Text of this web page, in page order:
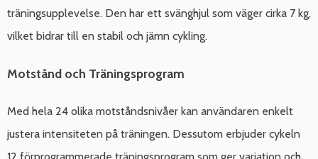
träningsupplevelse. Den har ett svänghjul som väger cirka 7 kg,
vilket bidrar till en stabil och jämn cykling.
Motstånd och Träningsprogram
Med hela 24 olika motståndsnivåer kan användaren enkelt
justera intensiteten på träningen. Dessutom erbjuder cykeln